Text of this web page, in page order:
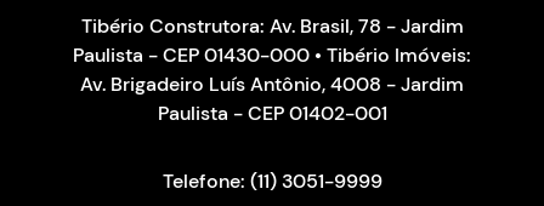
Tibério Construtora: Av. Brasil, 78 - Jardim
Paulista - CEP 01430-000 • Tibério Imóveis:
Av. Brigadeiro Luís Antônio, 4008 - Jardim
Paulista - CEP 01402-001
Telefone: (11) 3051-9999